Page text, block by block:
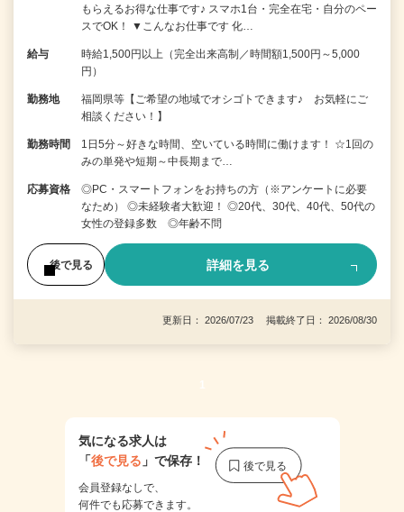
もらえるお得な仕事です♪ スマホ1台・完全在宅・自分のペー
スでOK！ ▼こんなお仕事です 化…
給与
時給1,500円以上（完全出来高制／時間額1,500円～5,000
円）
勤務地
福岡県等【ご希望の地域でオシゴトできます♪ お気軽にご
相談ください！】
勤務時間
1日5分～好きな時間、空いている時間に働けます！ ☆1回の
みの単発や短期～中長期まで…
応募資格
◎PC・スマートフォンをお持ちの方（※アンケートに必要
なため） ◎未経験者大歓迎！ ◎20代、30代、40代、50代の
女性の登録多数 ◎年齢不問
後で見る 詳細を見る
更新日： 2026/07/23 掲載終了日： 2026/08/30
1
気になる求人は
「後で見る 」で保存！
会員登録なしで、
何件でも応募できます。